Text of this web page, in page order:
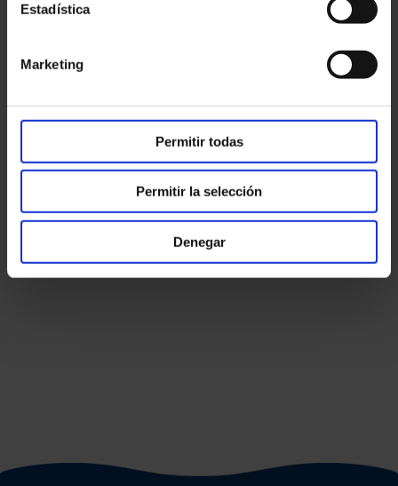
Estadística
Marketing
Permitir todas
Permitir la selección
Denegar